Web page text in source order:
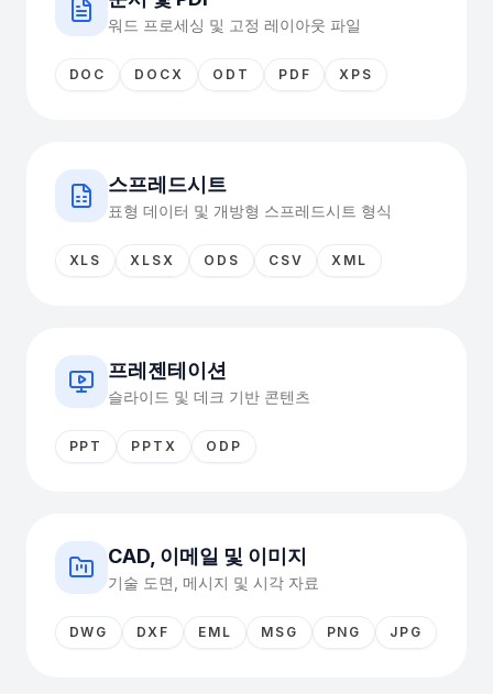
워드 프로세싱 및 고정 레이아웃 파일
DOC DOCX ODT PDF XPS
스프레드시트
표형 데이터 및 개방형 스프레드시트 형식
XLS XLSX ODS CSV XML
프레젠테이션
슬라이드 및 데크 기반 콘텐츠
PPT PPTX ODP
CAD, 이메일 및 이미지
기술 도면, 메시지 및 시각 자료
DWG DXF EML MSG PNG JPG